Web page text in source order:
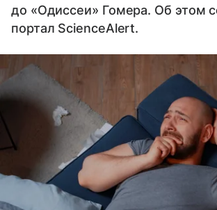
до «Одиссеи» Гомера. Об этом
портал ScienceAlert.